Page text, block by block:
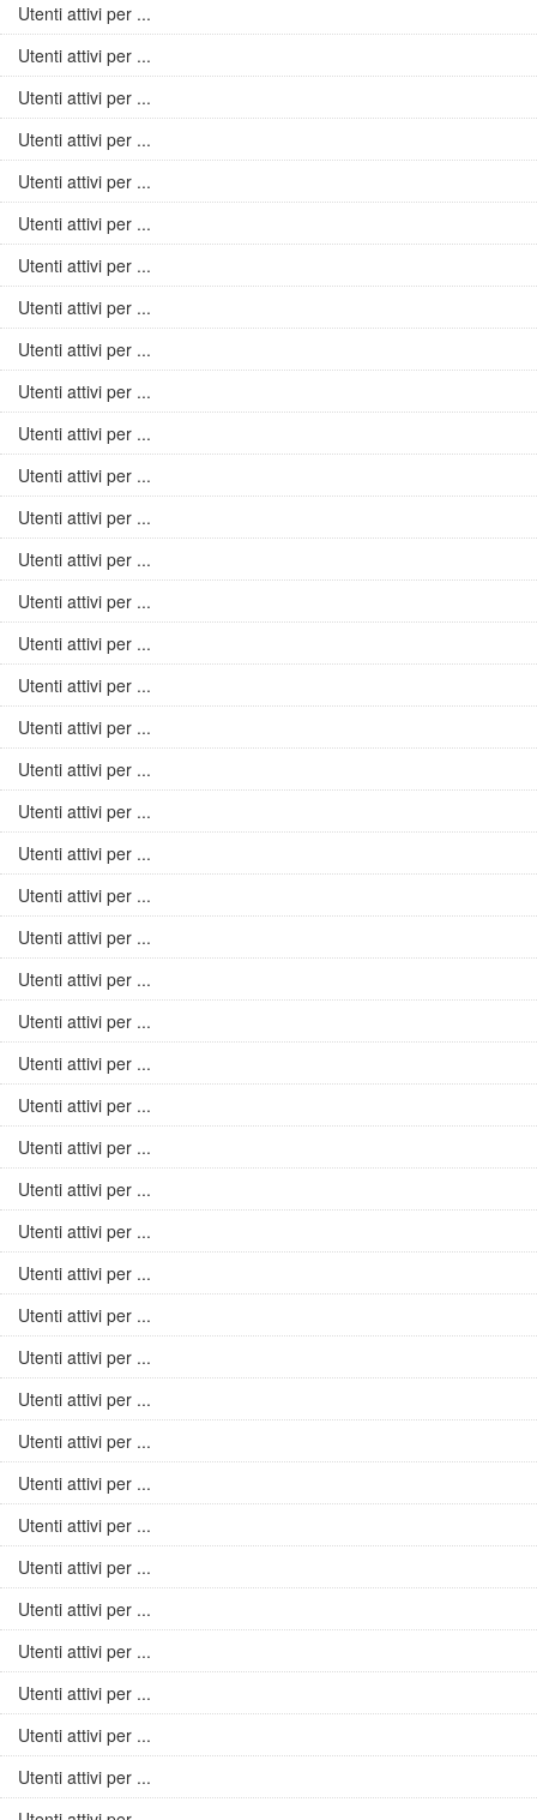
Utenti attivi per ...
Utenti attivi per ...
Utenti attivi per ...
Utenti attivi per ...
Utenti attivi per ...
Utenti attivi per ...
Utenti attivi per ...
Utenti attivi per ...
Utenti attivi per ...
Utenti attivi per ...
Utenti attivi per ...
Utenti attivi per ...
Utenti attivi per ...
Utenti attivi per ...
Utenti attivi per ...
Utenti attivi per ...
Utenti attivi per ...
Utenti attivi per ...
Utenti attivi per ...
Utenti attivi per ...
Utenti attivi per ...
Utenti attivi per ...
Utenti attivi per ...
Utenti attivi per ...
Utenti attivi per ...
Utenti attivi per ...
Utenti attivi per ...
Utenti attivi per ...
Utenti attivi per ...
Utenti attivi per ...
Utenti attivi per ...
Utenti attivi per ...
Utenti attivi per ...
Utenti attivi per ...
Utenti attivi per ...
Utenti attivi per ...
Utenti attivi per ...
Utenti attivi per ...
Utenti attivi per ...
Utenti attivi per ...
Utenti attivi per ...
Utenti attivi per ...
Utenti attivi per ...